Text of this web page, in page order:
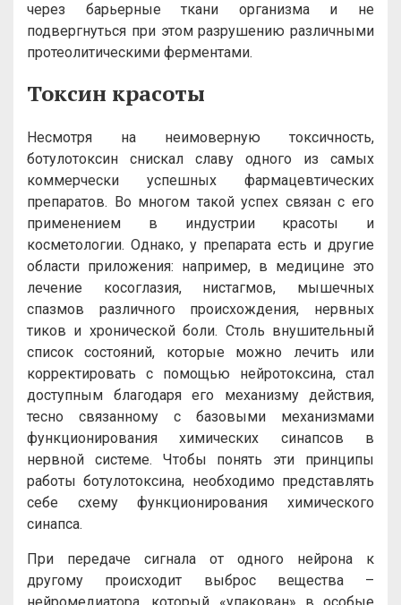
через барьерные ткани организма и не
подвергнуться при этом разрушению различными
протеолитическими ферментами.
Токсин красоты
Несмотря на неимоверную токсичность,
ботулотоксин снискал славу одного из самых
коммерчески успешных фармацевтических
препаратов. Во многом такой успех связан с его
применением в индустрии красоты и
косметологии. Однако, у препарата есть и другие
области приложения: например, в медицине это
лечение косоглазия, нистагмов, мышечных
спазмов различного происхождения, нервных
тиков и хронической боли. Столь внушительный
список состояний, которые можно лечить или
корректировать с помощью нейротоксина, стал
доступным благодаря его механизму действия,
тесно связанному с базовыми механизмами
функционирования химических синапсов в
нервной системе. Чтобы понять эти принципы
работы ботулотоксина, необходимо представлять
себе схему функционирования химического
синапса.
При передаче сигнала от одного нейрона к
другому происходит выброс вещества –